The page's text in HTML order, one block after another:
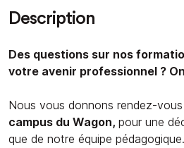
Description
Des questions sur nos
votre avenir professionnel ?
Nous vous donnons rendez-vous
campus du Wagon, pour une
que de notre équipe pédagogique.